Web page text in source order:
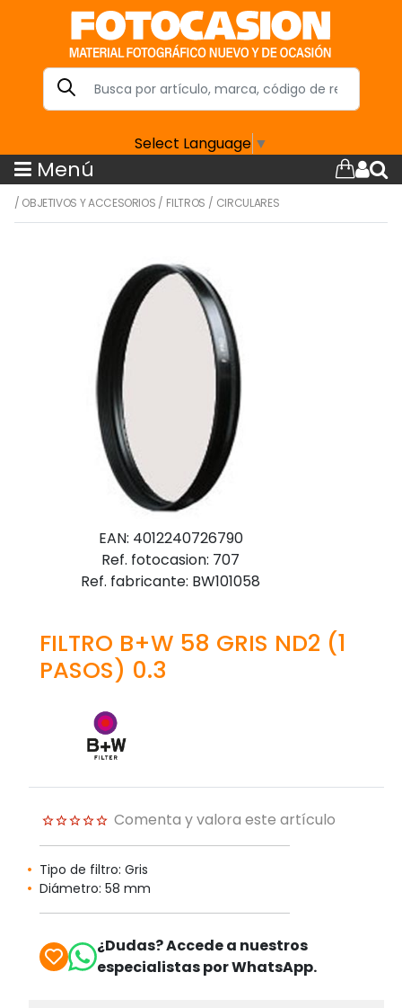
Select Language ▼
Menú
/ OBJETIVOS Y ACCESORIOS / FILTROS / CIRCULARES
EAN: 4012240726790
Ref. fotocasion: 707
Ref. fabricante: BW101058
FILTRO B+W 58 GRIS ND2 (1
PASOS) 0.3
Comenta y valora este artículo
Tipo de filtro: Gris
Diámetro: 58 mm
¿Dudas? Accede a nuestros
especialistas por WhatsApp.